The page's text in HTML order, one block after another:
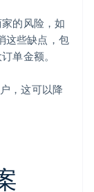
的风险，如
这些缺点，包
单金额。
，这可以降